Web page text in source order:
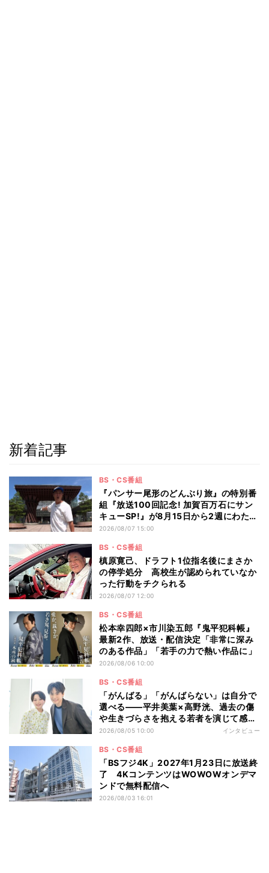
新着記事
BS・CS番組
『パンサー尾形のどんぶり旅』の特別番
組『放送100回記念! 加賀百万石にサン
キューSP!』が8月15日から2週にわたり
放送 100回記念にふさわしい豪華な金
2026/08/07 15:00
BS・CS番組
槙原寛己、ドラフト1位指名後にまさか
の停学処分 高校生が認められていなか
った行動をチクられる
2026/08/07 12:00
BS・CS番組
松本幸四郎×市川染五郎『鬼平犯科帳』
最新2作、放送・配信決定「非常に深み
のある作品」「若手の力で熱い作品に」
2026/08/06 10:00
BS・CS番組
「がんばる」「がんばらない」は自分で
選べる――平井美葉×高野洸、過去の傷
や生きづらさを抱える若者を演じて感じ
たこと
2026/08/05 10:00 インタビュー
BS・CS番組
「BSフジ4K」2027年1月23日に放送終
了 4KコンテンツはWOWOWオンデマ
ンドで無料配信へ
2026/08/03 16:01